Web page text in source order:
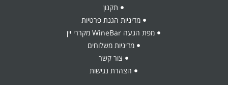
תקנון
מדיניות הגנת פרטיות
מפת הגעה WineBar מקררי יין
מדיניות משלוחים
צור קשר
הצהרת נגישות